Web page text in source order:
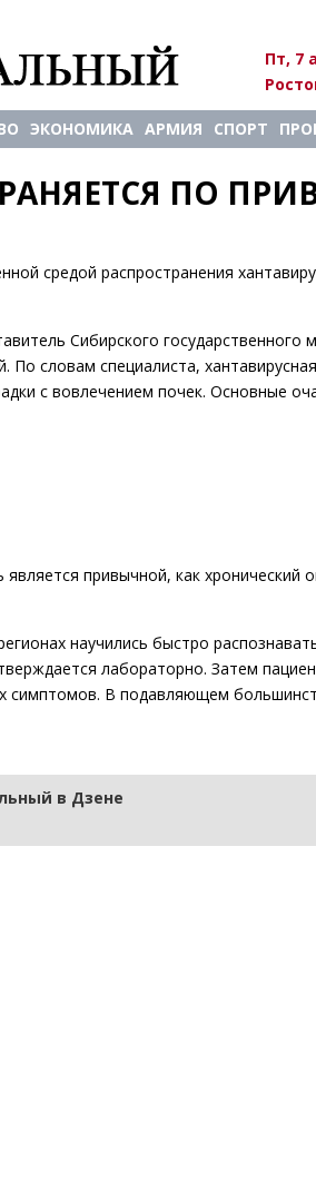
Пт, 7
ЭКОНОМИКА АРМИЯ СПОРТ
ПО
средой распространения
Сибирского
словам специалиста,
с вовлечением почек. Основные
привычной, как хронический
научились быстро
лабораторно. Затем
симптомов. В подавляющем
в Дзене